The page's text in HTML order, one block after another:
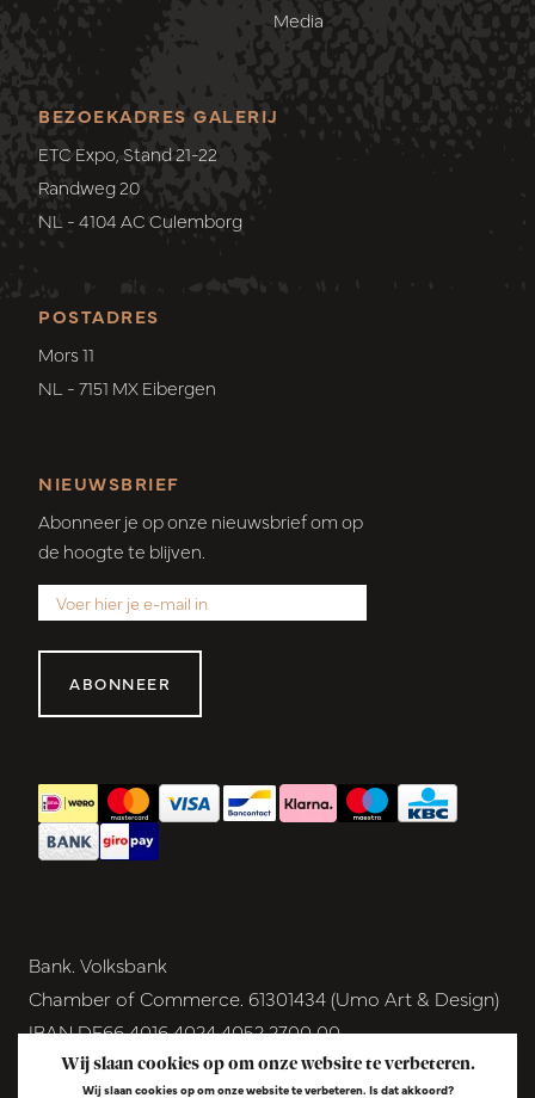
Media
POSTADRES
Mors 11
NL - 7151 MX Eibergen
BEZOEKADRES GALERIJ
ETC Expo, Stand 21-22
Randweg 20
NL - 4104 AC Culemborg
NIEUWSBRIEF
Abonneer je op onze nieuwsbrief om op
de hoogte te blijven.
ABONNEER
Bank. Volksbank
Chamber of Commerce. 61301434 (Umo Art & Design)
IBAN DE66 4016 4024 4052 2700 00
BIC GENODEM1GRN
Wij slaan cookies op om onze website te verbeteren.
Wij slaan cookies op om onze website te verbeteren. Is dat akkoord?